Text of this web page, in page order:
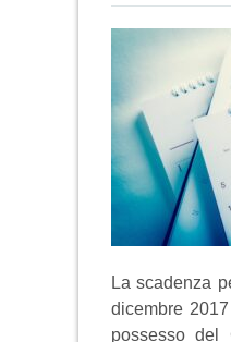
La scadenza
dicembre
possesso del